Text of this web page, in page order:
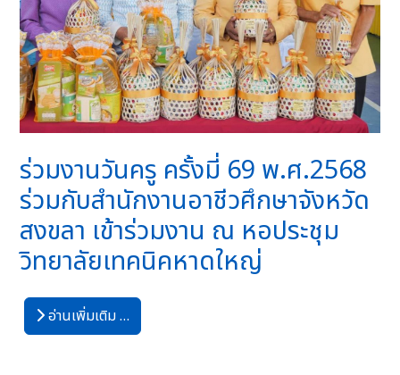
ร่วมงานวันครู ครั้งมี่ 69 พ.ศ.2568
ร่วมกับสำนักงานอาชีวศึกษาจังหวัด
สงขลา เข้าร่วมงาน ณ หอประชุม
วิทยาลัยเทคนิคหาดใหญ่
อ่านเพิ่มเติม …